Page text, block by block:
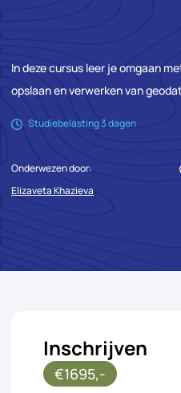
In deze cursus leer je omgaan
opslaan en verwerken van
Studiebelasting 3 dagen
Onderwezen door:
Elizaveta Khazieva
Inschrijven
€1695,-